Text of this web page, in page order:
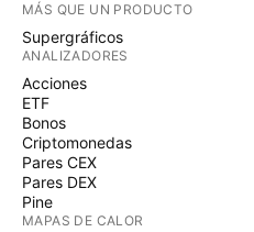
MÁS QUE UN PRODUCTO
Supergráficos
ANALIZADORES
Acciones
ETF
Bonos
Criptomonedas
Pares CEX
Pares DEX
Pine
MAPAS DE CALOR